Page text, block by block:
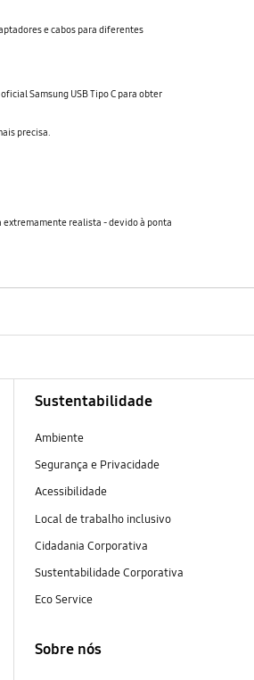
e cabos para diferentes
Samsung USB Tipo C para obter
precisa.
extremamente realista - devido à ponta
Sustentabilidade
Ambiente
Segurança e Privacidade
Acessibilidade
Local de trabalho inclusivo
Cidadania Corporativa
Sustentabilidade Corporativa
Eco Service
Sobre nós